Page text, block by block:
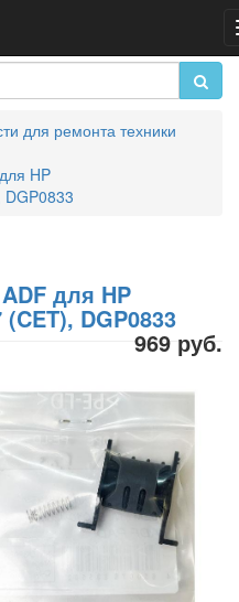
для ремонта техники
HP
для HP
DGP0833
969 руб.